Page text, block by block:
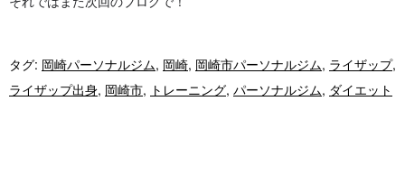
タグ: 岡崎パーソナルジム, 岡崎, 岡崎市パーソナルジム, ライザップ,
ライザップ出身, 岡崎市, トレーニング, パーソナルジム, ダイエット